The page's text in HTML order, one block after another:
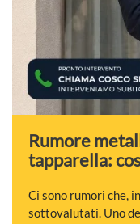
Rumore
tapparella:
Ci sono rumori che,
sottovalutati. Uno